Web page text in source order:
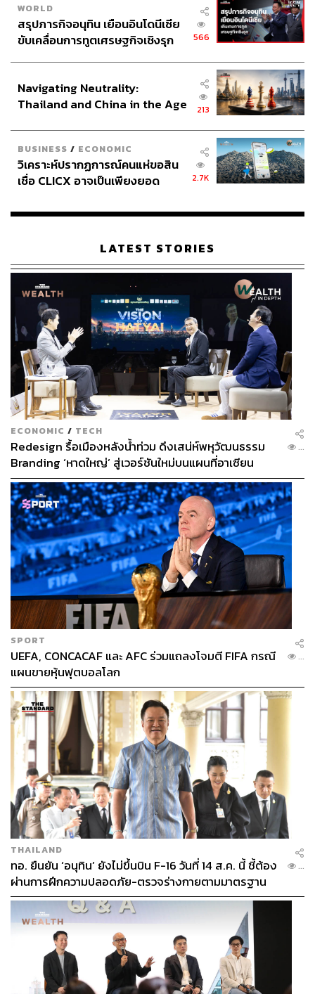
WORLD
สรุปภารกิจอนุทิน เยือนอินโดนีเซีย
ขับเคลื่อนการทูตเศรษฐกิจเชิงรุก
566
Navigating Neutrality:
Thailand and China in the Age
213
BUSINESS / ECONOMIC
วิเคราะห์ปรากฏการณ์คนแห่ขอสิน
เชื่อ CLICX อาจเป็นเพียงยอด
เรือนไทยที่ถูกซุกไว้
2.7K
LATEST STORIES
ECONOMIC / TECH
Redesign รื้อเมืองหลังน้ำท่วม ดึงเสน่ห์พหุวัฒนธรรม
Branding ‘หาดใหญ่’ สู่เวอร์ชันใหม่บนแผนที่อาเซียน
...
SPORT
UEFA, CONCACAF และ AFC ร่วมแถลงโจมตี FIFA กรณี
แผนขายหุ้นฟุตบอลโลก
...
THAILAND
ทอ. ยืนยัน ‘อนุทิน’ ยังไม่ขึ้นบิน F-16 วันที่ 14 ส.ค. นี้ ชี้ต้อง
ผ่านการฝึกความปลอดภัย-ตรวจร่างกายตามมาตรฐาน
ก่อน
...